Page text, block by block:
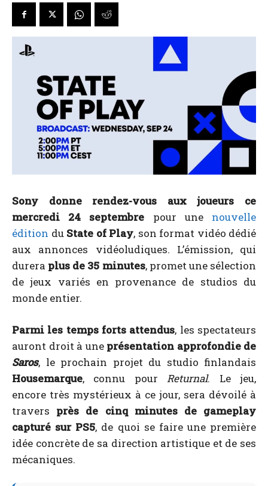
Sony donne rendez-vous aux joueurs ce
mercredi 24 septembre pour une nouvelle
édition du State of Play, son format vidéo dédié
aux annonces vidéoludiques. L’émission, qui
durera plus de 35 minutes, promet une sélection
de jeux variés en provenance de studios du
monde entier.
Parmi les temps forts attendus, les spectateurs
auront droit à une présentation approfondie de
Saros, le prochain projet du studio finlandais
Housemarque, connu pourReturnal. Le jeu,
encore très mystérieux à ce jour, sera dévoilé à
travers près de cinq minutes de gameplay
capturé sur PS5, de quoi se faire une première
idée concrète de sa direction artistique et de ses
mécaniques.